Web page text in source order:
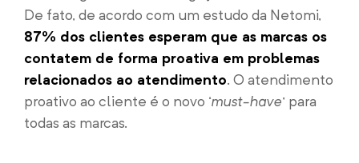
De fato, de acordo com um estudo da Netomi,
87% dos clientes esperam que as marcas os
contatem de forma proativa em problemas
relacionados ao atendimento. O atendimento
proativo ao cliente é o novo ‘must-have’ para
todas as marcas.